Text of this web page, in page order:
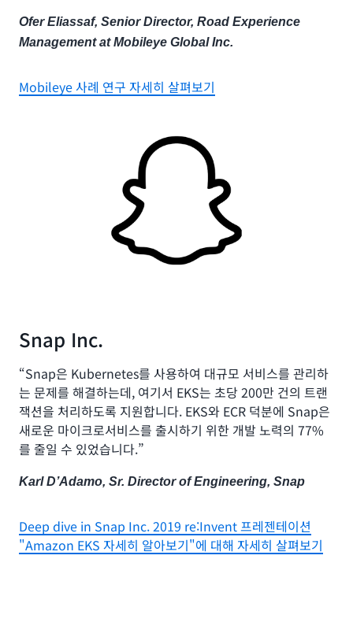
Ofer Eliassaf, Senior Director, Road Experience
Management at Mobileye Global Inc.
Mobileye 사례 연구 자세히 살펴보기
Snap Inc.
“Snap은 Kubernetes를 사용하여 대규모 서비스를 관리하
는 문제를 해결하는데, 여기서 EKS는 초당 200만 건의 트랜
잭션을 처리하도록 지원합니다. EKS와 ECR 덕분에 Snap은
새로운 마이크로서비스를 출시하기 위한 개발 노력의 77%
를 줄일 수 있었습니다.”
Karl D’Adamo, Sr. Director of Engineering, Snap
Deep dive in Snap Inc. 2019 re:Invent 프레젠테이션
"Amazon EKS 자세히 알아보기"에 대해 자세히 살펴보기